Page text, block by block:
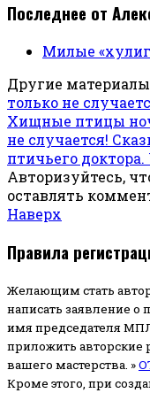
Последнее от
Милые
Другие материалы
только не
Хищные птицы
не случается!
птичьего доктора.
Авторизуйтесь,
оставлять
Наверх
Правила
Желающим стать
написать заявление
имя председателя
приложить авторские
вашего мастерства. »
Кроме этого, при